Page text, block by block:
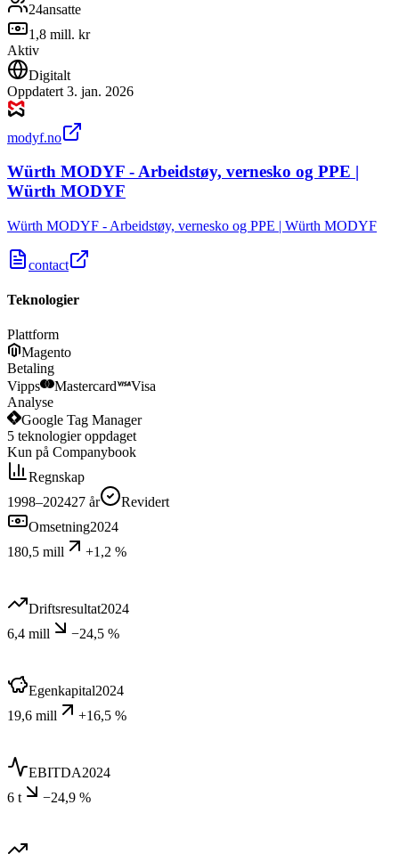
24ansatte
1,8 mill. kr
Aktiv
Digitalt
Oppdatert 3. jan. 2026
modyf.no
Würth MODYF - Arbeidstøy, vernesko og PPE |
Würth MODYF
Würth MODYF - Arbeidstøy, vernesko og PPE | Würth MODYF
contact
Teknologier
Plattform
Magento
Betaling
Vipps
Mastercard
Visa
Analyse
Google Tag Manager
5 teknologier oppdaget
Kun på Companybook
Regnskap
1998–202427 år
Revidert
Omsetning2024
180,5 mill
+1,2 %
Driftsresultat2024
6,4 mill
−24,5 %
Egenkapital2024
19,6 mill
+16,5 %
EBITDA2024
6 t
−24,9 %